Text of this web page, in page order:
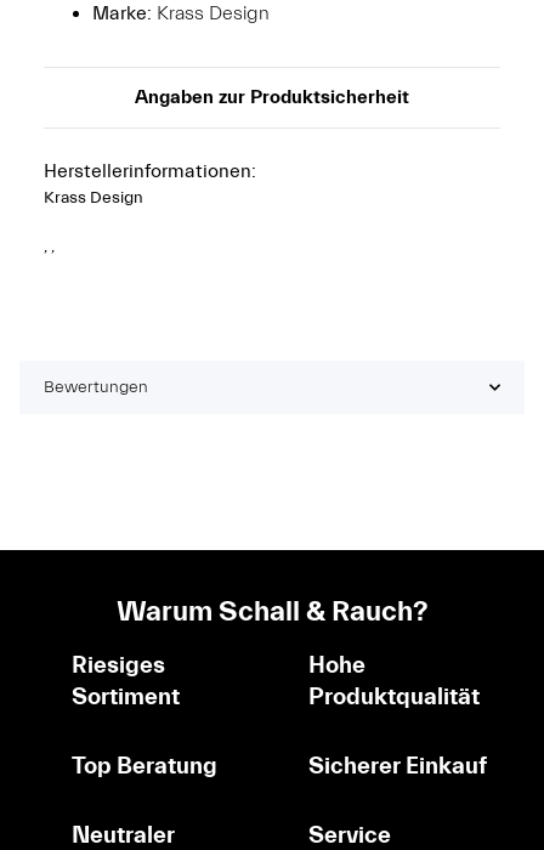
Marke: Krass Design
Angaben zur Produktsicherheit
Herstellerinformationen:
Krass Design
, ,
Bewertungen
Warum Schall & Rauch?
Riesiges
Sortiment
Hohe
Produktqualität
Top Beratung Sicherer Einkauf
Neutraler
Service